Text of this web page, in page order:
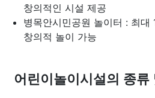
창의적인 시설 제공
병목안시민공원 놀이터 : 최대
창의적 놀이 가능
어린이놀이시설의 종류